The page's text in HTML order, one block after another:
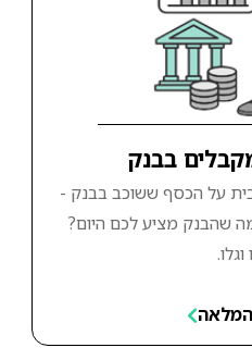
בבנק
על הכסף ששוכב בבנק -
שהבנק מציע לכם היום?